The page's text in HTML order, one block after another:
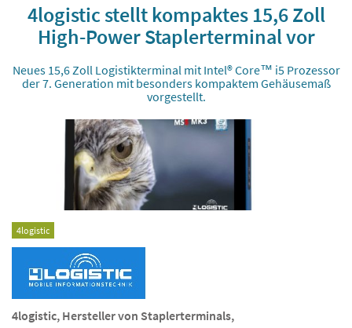
4logistic stellt kompaktes 15,6 Zoll
High-Power Staplerterminal vor
Neues 15,6 Zoll Logistikterminal mit Intel® Core™ i5 Prozessor
der 7. Generation mit besonders kompaktem Gehäusemaß
vorgestellt.
4logistic
4logistic, Hersteller von Staplerterminals,